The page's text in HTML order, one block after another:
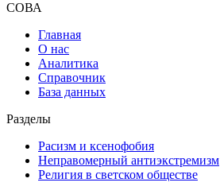
СОВА
Главная
О нас
Аналитика
Справочник
База данных
Разделы
Расизм и ксенофобия
Неправомерный антиэкстремизм
Религия в светском обществе